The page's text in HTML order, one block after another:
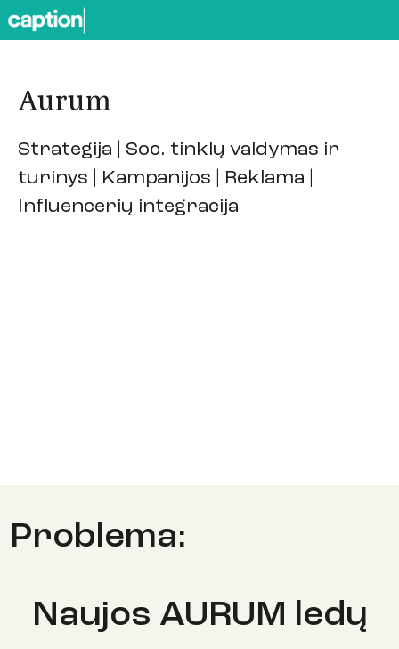
Aurum
Strategija | Soc. tinklų valdymas ir
turinys | Kampanijos | Reklama |
Influencerių integracija
Problema:
Naujos AURUM ledų